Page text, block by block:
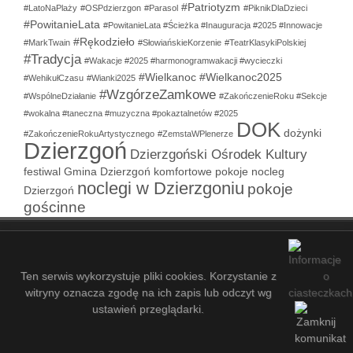
#LatoNaPlaży #OSPdzierzgon #Parasol #Patriotyzm #PiknikDlaDzieci
#PowitanieLata #PowitanieLata #Ścieżka #Inauguracja #2025 #Innowacje
#MarkTwain #Rękodzieło #SłowiańskieKorzenie #TeatrKlasykiPolskiej
#Tradycja #Wakacje #2025 #harmonogramwakacji #wycieczki
#WehikułCzasu #Wianki2025 #Wielkanoc #Wielkanoc2025
#WspólneDziałanie #WzgórzeZamkowe #ZakończenieRoku #Sekcje
#wokalna #taneczna #muzyczna #pokaztalnetów #2025
#ZakończenieRokuArtystycznego #ZemstaWPlenerze DOK dożynki
Dzierzgoń Dzierzgoński Ośrodek Kultury
festiwal Gmina Dzierzgoń komfortowe pokoje nocleg
Dzierzgoń noclegi w Dzierzgoniu pokoje
gościnne
COPYRIGHT © 2021-2026 - DZIERZGOŃSKI OŚRODEK KULTURY
Ten serwis wykorzystuje pliki cookies. Korzystanie z
witryny oznacza zgodę na ich zapis lub odczyt wg
ustawień przeglądarki.